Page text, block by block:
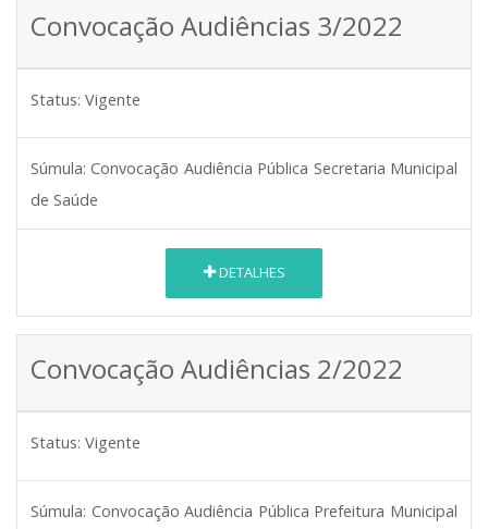
Convocação Audiências 3/2022
Status: Vigente
Súmula: Convocação Audiência Pública Secretaria Municipal
de Saúde
DETALHES
Convocação Audiências 2/2022
Status: Vigente
Súmula: Convocação Audiência Pública Prefeitura Municipal